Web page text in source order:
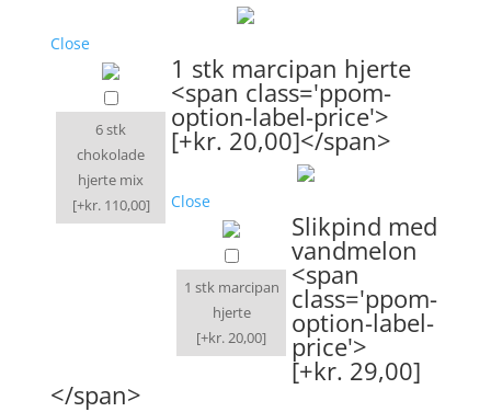
Close
6 stk
chokolade
hjerte mix
[+kr. 110,00]
1 stk marcipan hjerte
<span class='ppom-
option-label-price'>
[+kr. 20,00]</span>
Close
1 stk marcipan
hjerte
[+kr. 20,00]
Slikpind med
vandmelon
<span
class='ppom-
option-label-
price'>
[+kr. 29,00]
</span>